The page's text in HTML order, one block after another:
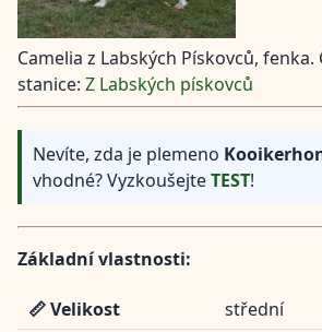
Camelia z Labských Pískovců, fenka.
stanice: Z Labských pískovců
Nevíte, zda je plemeno
vhodné? VyzkoušejteTEST!
Základní vlastnosti:
📏 Velikost
střední